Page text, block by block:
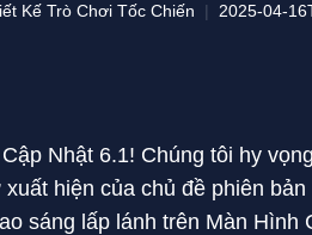
Kế Trò Chơi Tốc Chiến 2025-04-
Nhật 6.1! Chúng tôi hy
hiện của chủ đề phiên
sáng lấp lánh trên Màn Hình